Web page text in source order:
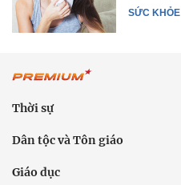
SỨC KHỎE
Thời sự
Dân tộc và Tôn giáo
Giáo dục